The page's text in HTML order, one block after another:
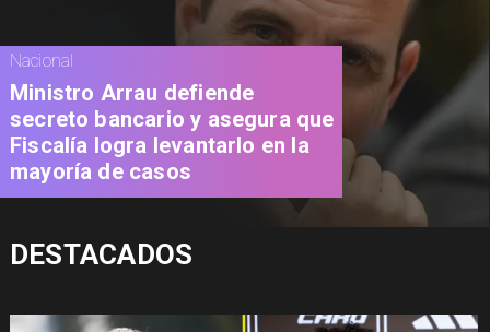
Nacional
Ministro Arrau defiende
secreto bancario y asegura que
Fiscalía logra levantarlo en la
mayoría de casos
DESTACADOS